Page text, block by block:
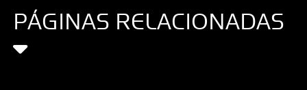
PÁGINAS RELACIONADAS